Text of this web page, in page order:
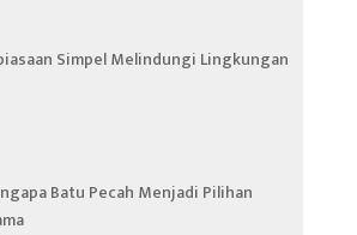
Simpel Melindungi Lingkungan
Batu Pecah Menjadi Pilihan